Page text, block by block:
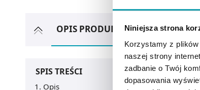
Niniejsza strona
Korzystamy z
naszej strony
zadbanie o Twój
dopasowania
OPIS PRODUKTU ARTYKUŁY
SPIS TREŚCI
Opis